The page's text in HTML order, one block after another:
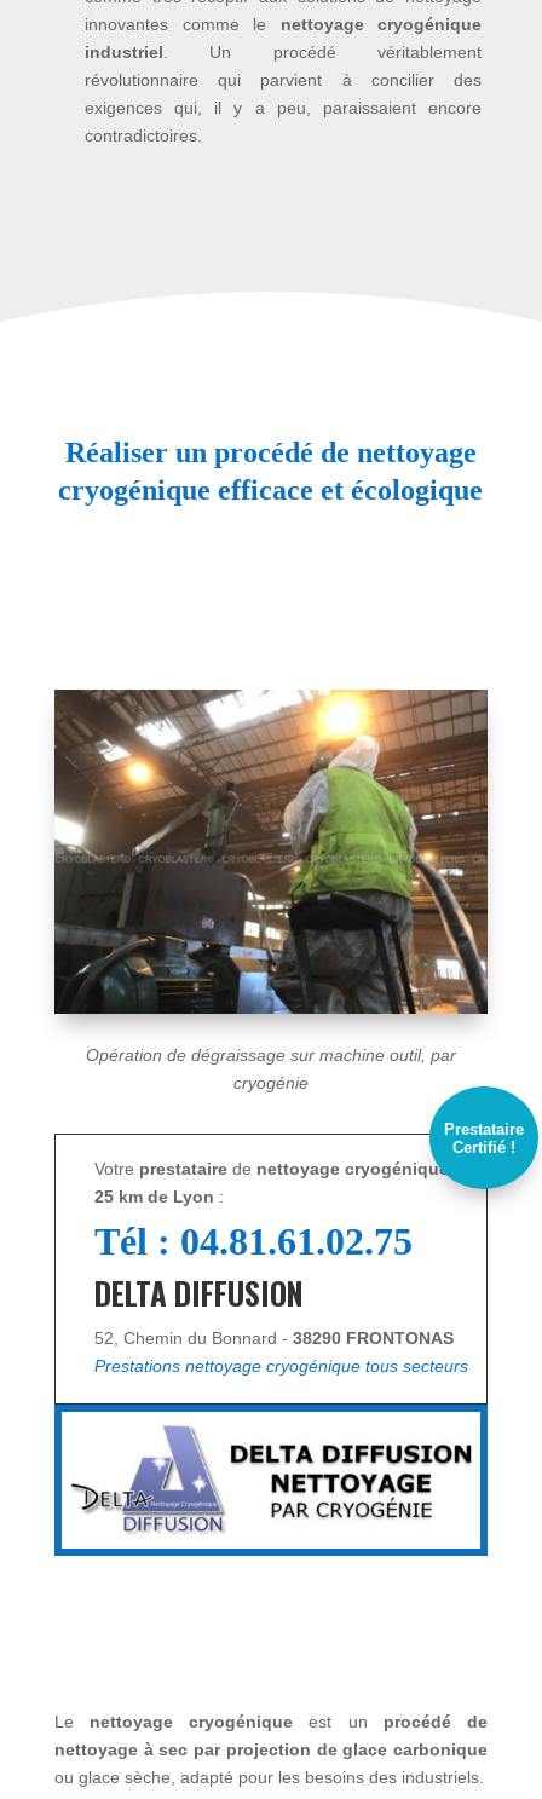
innovantes comme le nettoyage cryogénique
industriel . Un procédé véritablement
révolutionnaire qui parvient à concilier des
exigences qui, il y a peu, paraissaient encore
contradictoires.
Réaliser un procédé de nettoyage
cryogénique efficace et écologique
Opération de dégraissage sur machine outil, par
cryogénie
Prestataire
Certifié !
Votre prestataire de nettoyage cryogénique, à
25 km de Lyon :
Tél : 04.81.61.02.75
DELTA DIFFUSION
52, Chemin du Bonnard - 38290 FRONTONAS
Prestations nettoyage cryogénique tous secteurs
Le nettoyage cryogénique est un procédé de
nettoyage à sec par projection de glace carbonique
ou glace sèche, adapté pour les besoins des industriels.